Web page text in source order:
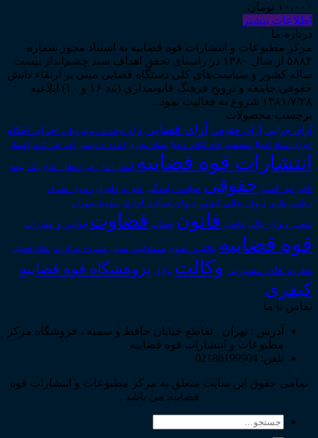
۱۰,۰۰۰ تومان
اطلاعات بیشتر
درباره ما
مرکز مطبوعات و انتشارات قوه قضاییه به استناد مجوز شماره
۵۸۸۴ از سال ۱۳۸۰ در راستای تحقق اهداف سند چشم‌انداز بیست
ساله کشور و سیاست‌های کلی دستگاه قضایی مبنی بر ارتقاء دانش
حقوقی جامعه و ترویج فرهنگ قانونمداری (بند ۱۶ و ۱۰) ابلاغیه
۱۳۸۱/۷/۲۸ شروع به فعالیت نمود...
برچسب محصولات
آرای جزایی آرای حقوقی آرای قضایی آرای وحدت رویه اجاره اجرای احکام
اجرای اسناد احوال شخصیه ادله_اثبات_دعوا اسناد_تجاری اعاده_دادرسی اعتراض_ثالث اعسار
انتشارات قوه قضاییه انتقال_مال_غیر انحلال_نکاح بانک بیمه
تاجر حق_کسب حقوقی حوادث_رانندگی خلع_ید داوری دعاوی_تصرف
دعاوی_طاری دیوان عالی کشور دیوان عدالت اداری سقوط_تعهدات
شعب_دیوان_عالی قاضی قانون قضات قضاوت قوانین_و_مقررات
قوه قضاییه مالکیت_معنوی مسئولیت_مدنی مشروح مذاکرات نظام قضایی
نظریه_های_مشورتی وکالت وکیل پژوهشگاه قوه قضاییه
کیفری
تماس با ما
آدرس : تهران ، تقاطع خیابان حافظ و سمیه ، فروشگاه مرکز
مطبوعات و انتشارات قوه قضاییه
تلفن: 02188199904
تمامی حقوق این سایت متعلق به مرکز مطبوعات و انتشارات قوه
قضاییه می باشد .
جستجو